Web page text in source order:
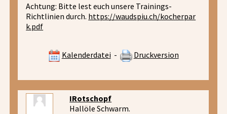
Achtung: Bitte lest euch unsere Trainings-
Richtlinien durch. https://waudspiu.ch/kocherpar
k.pdf
Kalenderdatei- Druckversion
IRotschopf
Hallöle Schwarm.